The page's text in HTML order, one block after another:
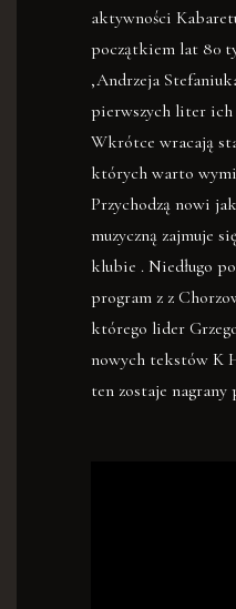
aktywności
początkiem lat 80
,Andrzeja
pierwszych liter ich
Wkrótce wracają
których warto
Przychodzą nowi
muzyczną zajmuje
klubie . Niedługo
program z z
którego lider
nowych tekstów K
ten zostaje